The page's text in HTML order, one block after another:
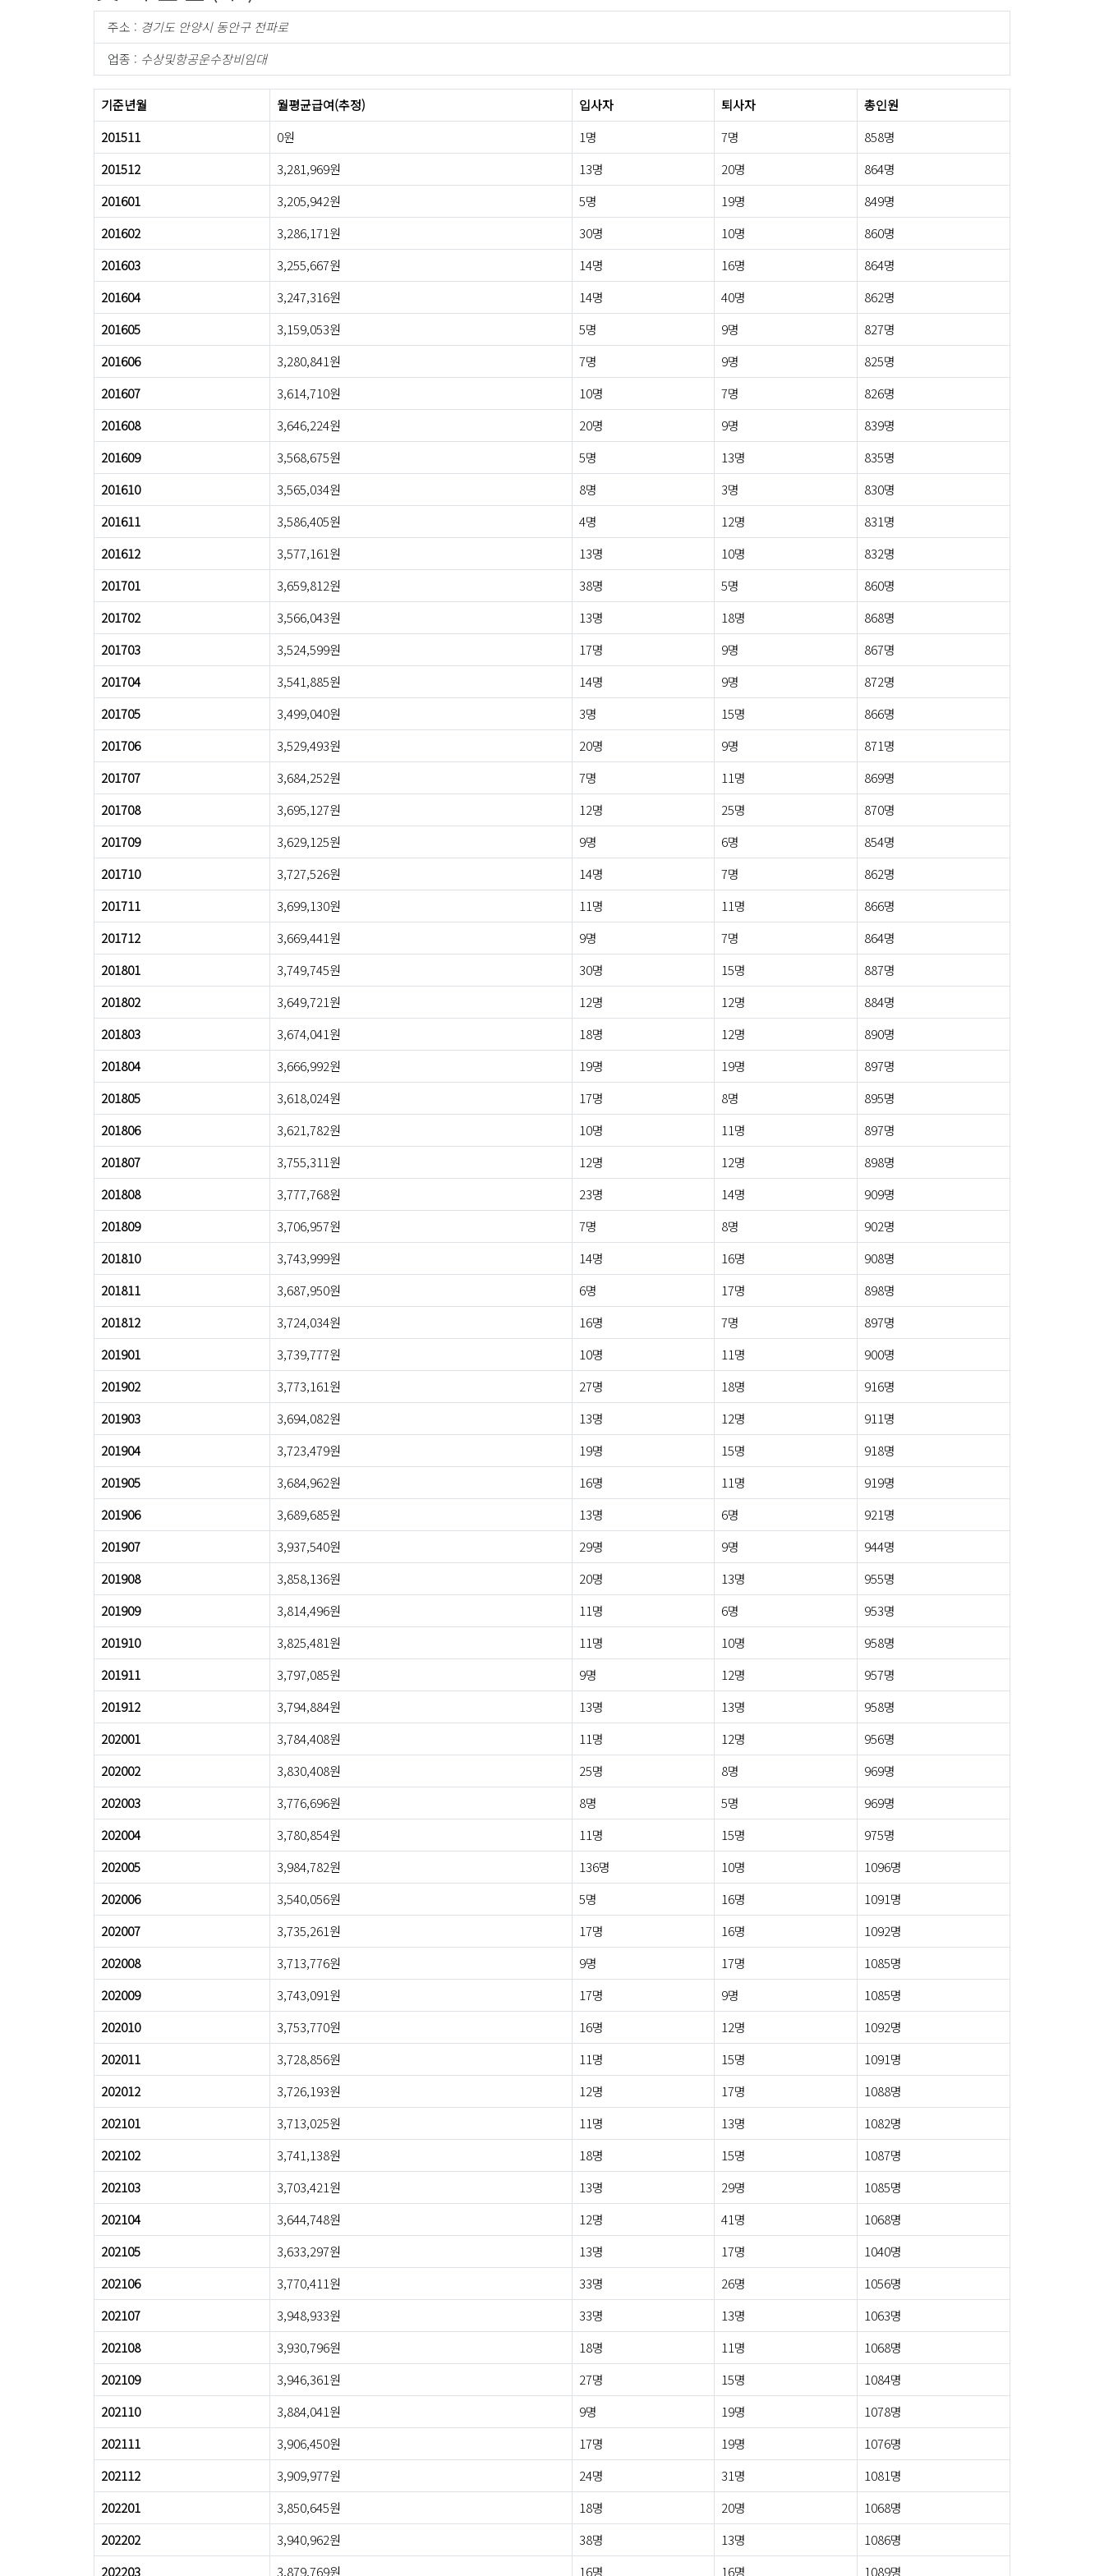
주소 : 경기도 안양시 동안구 전파로
업종 : 수상및항공운수장비임대
기준년월 월평균급여(추정) 입사자 퇴사자
총인원
201511
0원 1명 7명
858명
201512
3,281,969원 13명 20명
864명
201601
3,205,942원 5명 19명
849명
201602
3,286,171원 30명 10명
860명
201603
3,255,667원 14명 16명
864명
201604
3,247,316원 14명 40명
862명
201605
3,159,053원 5명 9명
827명
201606
3,280,841원 7명 9명
825명
201607
3,614,710원 10명 7명
826명
201608
3,646,224원 20명 9명
839명
201609
3,568,675원 5명 13명
835명
201610
3,565,034원 8명 3명
830명
201611
3,586,405원 4명 12명
831명
201612
3,577,161원 13명 10명
832명
201701
3,659,812원 38명 5명
860명
201702
3,566,043원 13명 18명
868명
201703
3,524,599원 17명 9명
867명
201704
3,541,885원 14명 9명
872명
201705
3,499,040원 3명 15명
866명
201706
3,529,493원 20명 9명
871명
201707
3,684,252원 7명 11명
869명
201708
3,695,127원 12명 25명
870명
201709
3,629,125원 9명 6명
854명
201710
3,727,526원 14명 7명
862명
201711
3,699,130원 11명 11명
866명
201712
3,669,441원 9명 7명
864명
201801
3,749,745원 30명 15명
887명
201802
3,649,721원 12명 12명
884명
201803
3,674,041원 18명 12명
890명
201804
3,666,992원 19명 19명
897명
201805
3,618,024원 17명 8명
895명
201806
3,621,782원 10명 11명
897명
201807
3,755,311원 12명 12명
898명
201808
3,777,768원 23명 14명
909명
201809
3,706,957원 7명 8명
902명
201810
3,743,999원 14명 16명
908명
201811
3,687,950원 6명 17명
898명
201812
3,724,034원 16명 7명
897명
201901
3,739,777원 10명 11명
900명
201902
3,773,161원 27명 18명
916명
201903
3,694,082원 13명 12명
911명
201904
3,723,479원 19명 15명
918명
201905
3,684,962원 16명 11명
919명
201906
3,689,685원 13명 6명
921명
201907
3,937,540원 29명 9명
944명
201908
3,858,136원 20명 13명
955명
201909
3,814,496원 11명 6명
953명
201910
3,825,481원 11명 10명
958명
201911
3,797,085원 9명 12명
957명
201912
3,794,884원 13명 13명
958명
202001
3,784,408원 11명 12명
956명
202002
3,830,408원 25명 8명
969명
202003
3,776,696원 8명 5명
969명
202004
3,780,854원 11명 15명
975명
202005
3,984,782원 136명 10명
1096명
202006
3,540,056원 5명 16명
1091명
202007
3,735,261원 17명 16명
1092명
202008
3,713,776원 9명 17명
1085명
202009
3,743,091원 17명 9명
1085명
202010
3,753,770원 16명 12명
1092명
202011
3,728,856원 11명 15명
1091명
202012
3,726,193원 12명 17명
1088명
202101
3,713,025원 11명 13명
1082명
202102
3,741,138원 18명 15명
1087명
202103
3,703,421원 13명 29명
1085명
202104
3,644,748원 12명 41명
1068명
202105
3,633,297원 13명 17명
1040명
202106
3,770,411원 33명 26명
1056명
202107
3,948,933원 33명 13명
1063명
202108
3,930,796원 18명 11명
1068명
202109
3,946,361원 27명 15명
1084명
202110
3,884,041원 9명 19명
1078명
202111
3,906,450원 17명 19명
1076명
202112
3,909,977원 24명 31명
1081명
202201
3,850,645원 18명 20명
1068명
202202
3,940,962원 38명 13명
1086명
202203
3,879,769원 16명 16명 1089명